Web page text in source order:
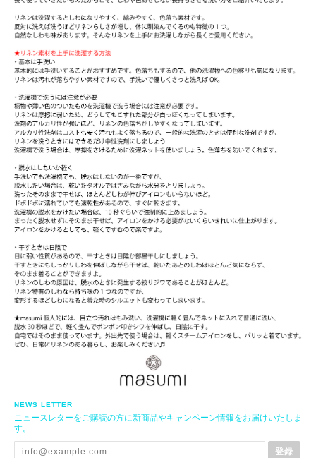
NEWS LETTER
ニュースレターをご購読の方に新商品やキャンペーン情報をお届けいたしま
す。
登録